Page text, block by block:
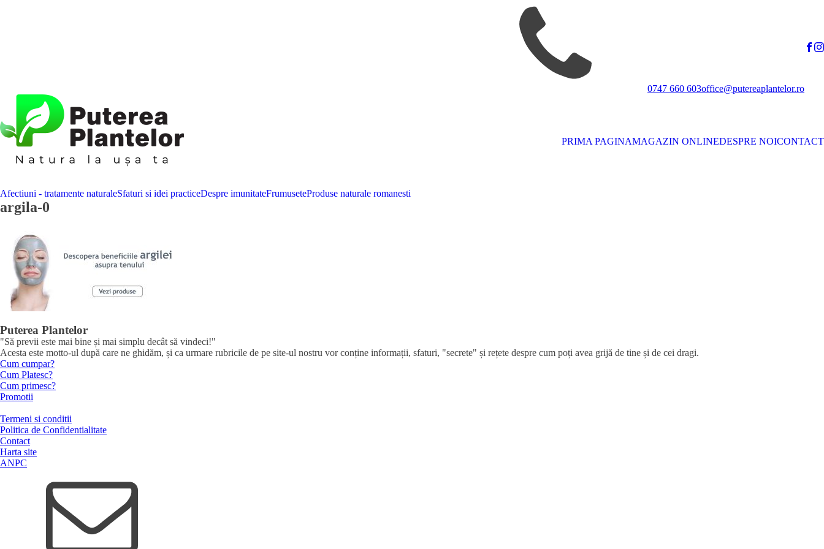
0747 660 603office@putereaplantelor.ro
PRIMA PAGINAMAGAZIN ONLINEDESPRE NOICONTACT
Afectiuni - tratamente naturaleSfaturi si idei practiceDespre imunitateFrumuseteProduse naturale romanesti
argila-0
Puterea Plantelor
"Să previi este mai bine și mai simplu decât să vindeci!"
Acesta este motto-ul după care ne ghidăm, și ca urmare rubricile de pe site-ul nostru vor conține informații, sfaturi, "secrete" și rețete despre cum poți avea grijă de tine și de cei dragi.
Cum cumpar?
Cum Platesc?
Cum primesc?
Promotii
Termeni si conditii
Politica de Confidentialitate
Contact
Harta site
ANPC